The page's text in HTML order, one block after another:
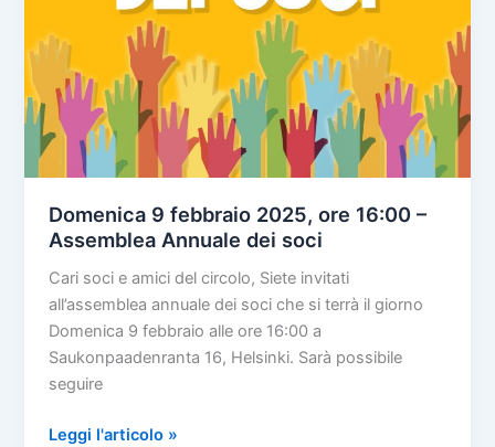
Domenica 9 febbraio 2025, ore 16:00 –
Assemblea Annuale dei soci
Cari soci e amici del circolo, Siete invitati
all’assemblea annuale dei soci che si terrà il giorno
Domenica 9 febbraio alle ore 16:00 a
Saukonpaadenranta 16, Helsinki. Sarà possibile
seguire
Domenica
Leggi l'articolo »